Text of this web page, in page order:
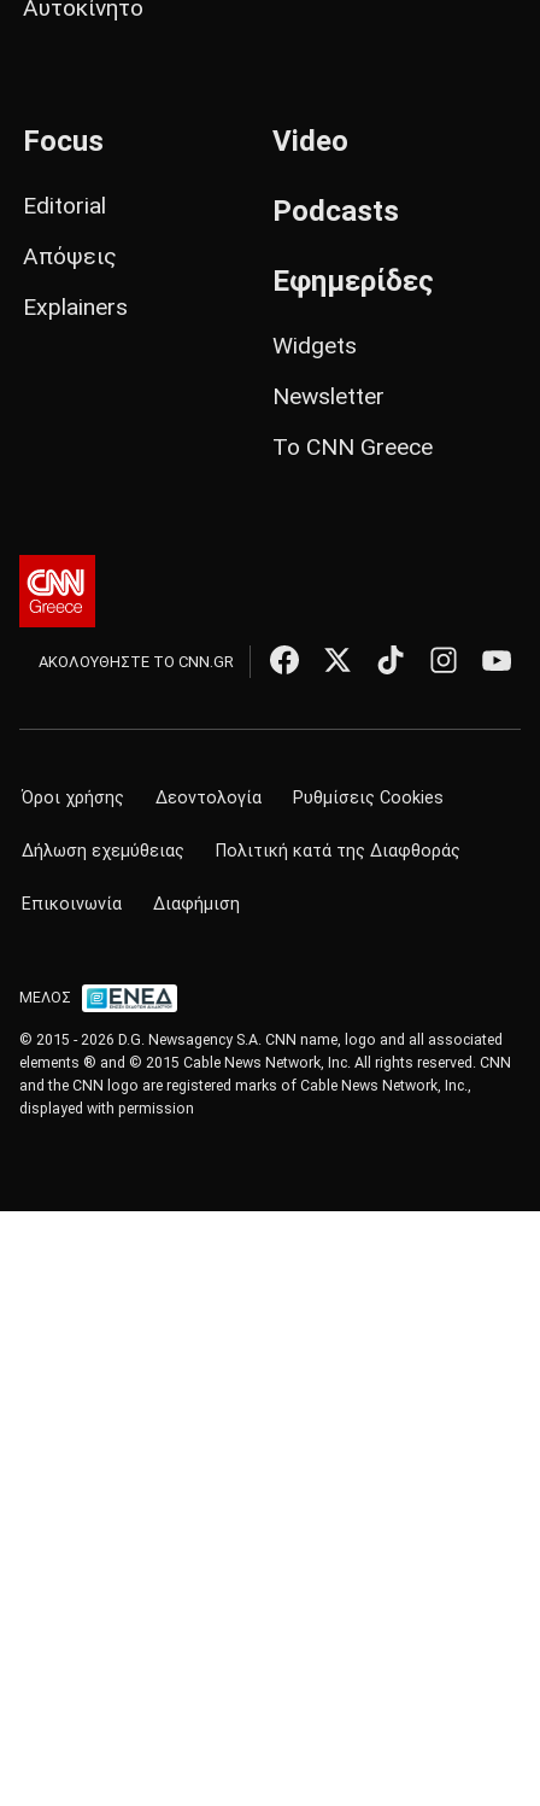
Αυτοκίνητο
Focus
Editorial
Απόψεις
Explainers
Video
Podcasts
Εφημερίδες
Widgets
Newsletter
Το CNN Greece
ΑΚΟΛΟΥΘΗΣΤΕ ΤΟ CNN.GR
Όροι χρήσης Δεοντολογία Ρυθμίσεις Cookies
Δήλωση εχεμύθειας Πολιτική κατά της Διαφθοράς
Επικοινωνία Διαφήμιση
ΜΕΛΟΣ
© 2015 - 2026 D.G. Newsagency S.A. CNN name, logo and all associated
elements ® and © 2015 Cable News Network, Inc. All rights reserved. CNN
and the CNN logo are registered marks of Cable News Network, Inc.,
displayed with permission